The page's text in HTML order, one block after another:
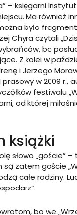
– księgarni
Ma również
było
Chyra czytali
bo
Z kolei w
i Jerzego
w 2009 r.,
festiwalu
od której
książki
słowo
są zatem goście
całe rodziny.
bo we